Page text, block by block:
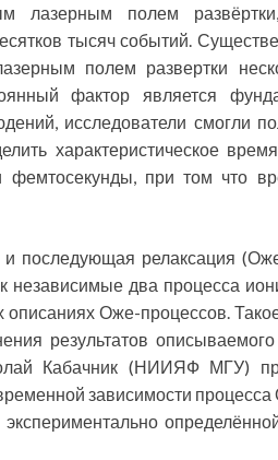
лазерным полем
тысяч событий.
полем развертки
фактор является
исследователи смогли
характеристическое
при том что
и последующая релаксация
независимые два процесса
описаниях Оже-процессов.
результатов
Кабачник (НИИЯФ МГУ)
зависимости